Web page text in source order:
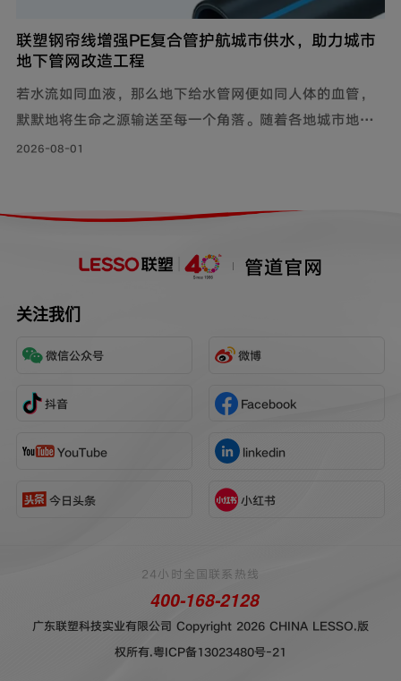
联塑钢帘线增强PE复合管护航城市供水，助力城市
地下管网改造工程
若水流如同血液，那么地下给水管网便如同人体的血管，
默默地将生命之源输送至每一个角落。随着各地城市地下
管网改造工程持续落地，老旧管线迭代升级，联塑给水用
系统的坚实保障。
2026-08-01
管道官网
关注我们
微信公众号 微博
抖音 Facebook
YouTube linkedin
今日头条 小红书
广东联塑科技实业有限公司 Copyright 2026 CHINA LESSO.版
权所有.粤ICP备13023480号-21
24小时全国联系热线
400-168-2128